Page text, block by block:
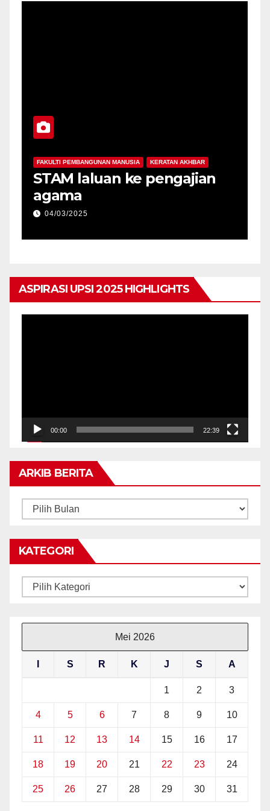
FAKULTI PEMBANGUNAN MANUSIA KERATAN AKHBAR
STAM laluan ke pengajian
agama
04/03/2025
ASPIRASI UPSI 2025 HIGHLIGHTS
00:00 22:39
ARKIB BERITA
ARKIB
KATEGORI
Kategori
Mei 2026
S R K J S A
1 2 3
4 5 6 7 8 9 10
11 12 13 14 15 16 17
18 19 20 21 22 23 24
25 26 27 28 29 30 31